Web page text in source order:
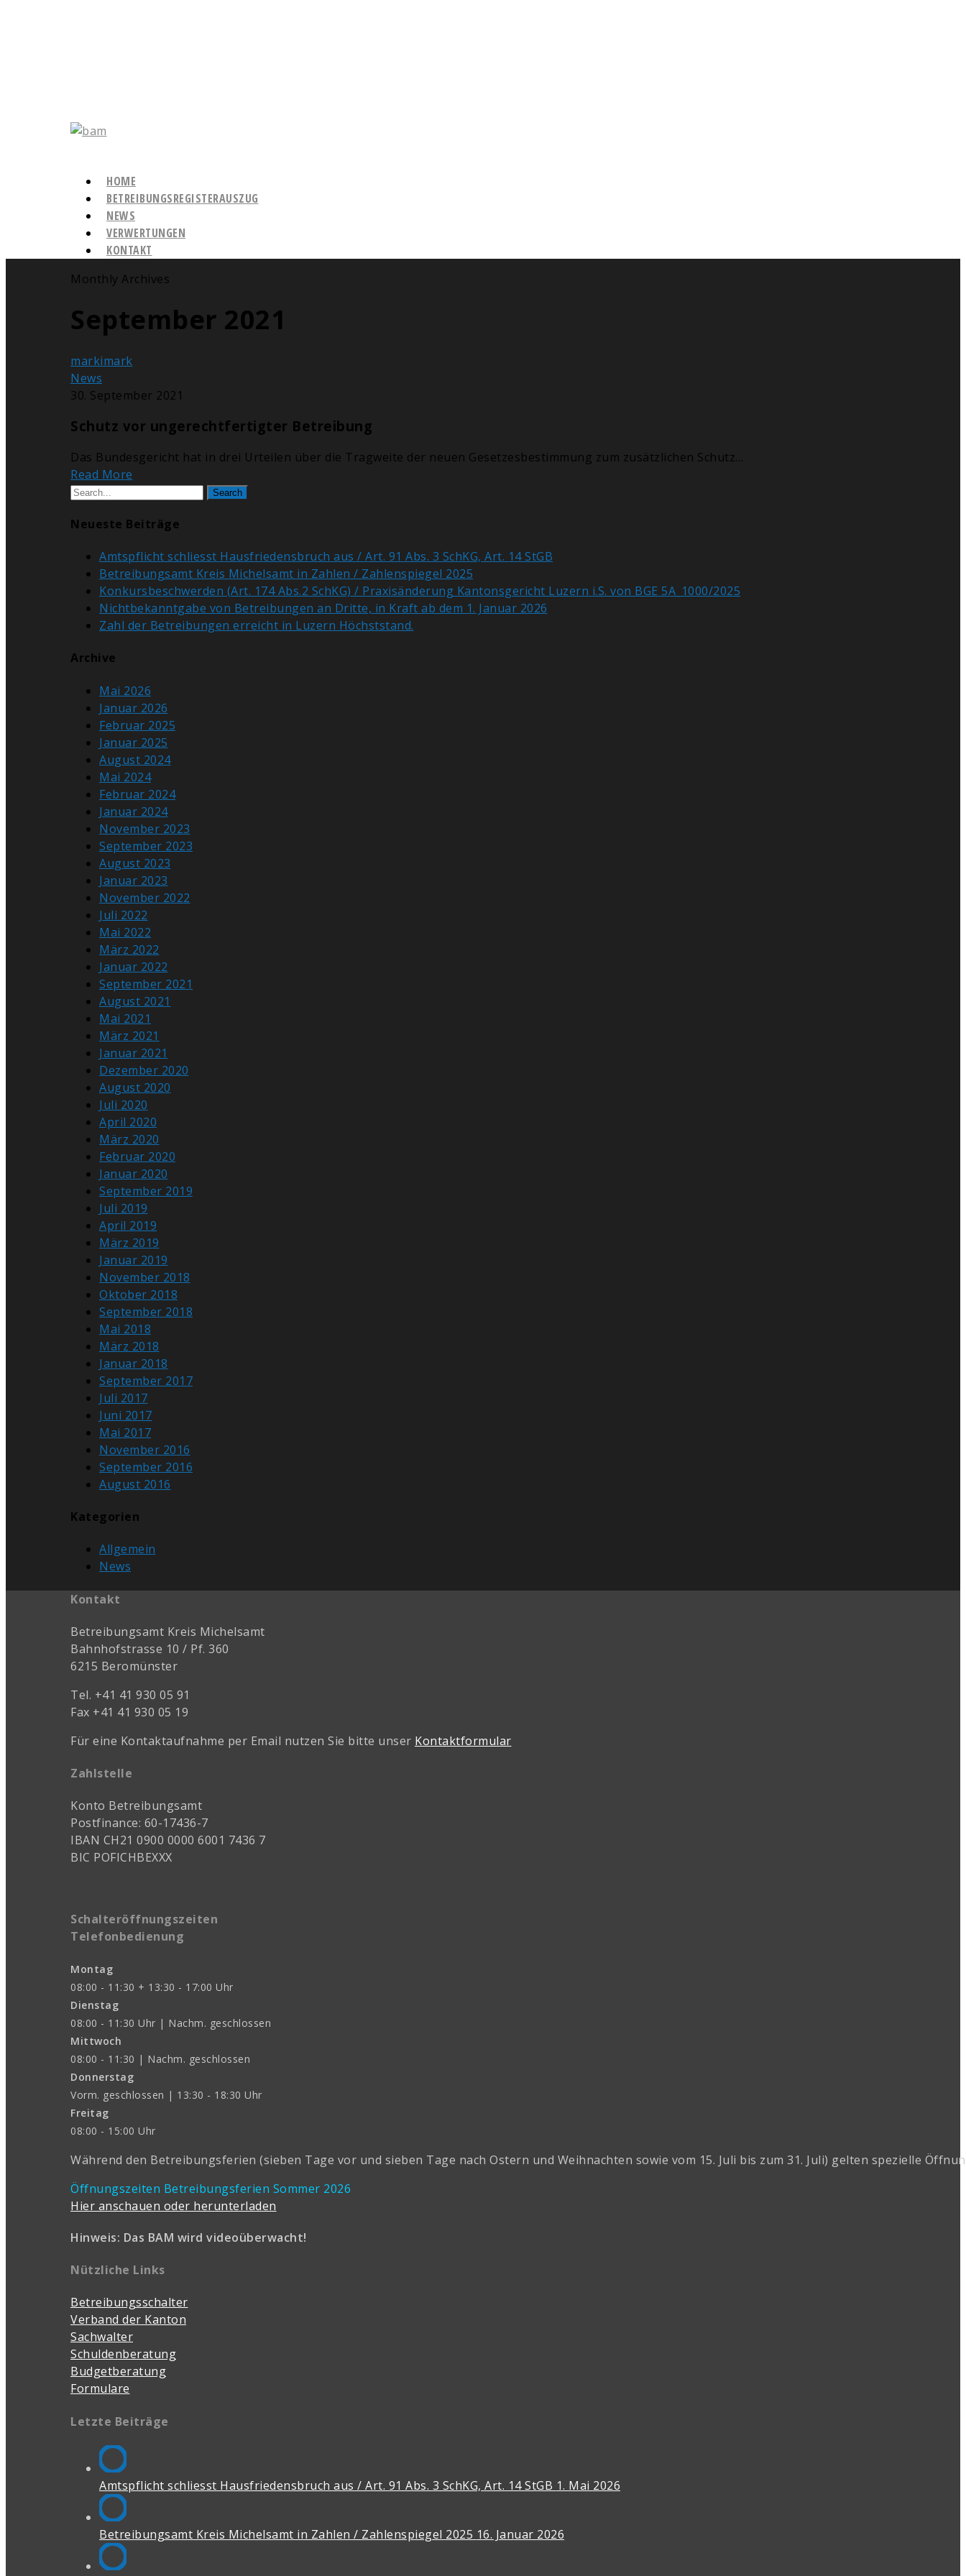
HOME
BETREIBUNGSREGISTERAUSZUG
NEWS
VERWERTUNGEN
KONTAKT
Monthly Archives
September 2021
markimark
News
30. September 2021
Schutz vor ungerechtfertigter Betreibung
Das Bundesgericht hat in drei Urteilen über die Tragweite der neuen Gesetzesbestimmung zum zusätzlichen Schutz…
Read More
Search
Neueste Beiträge
Amtspflicht schliesst Hausfriedensbruch aus / Art. 91 Abs. 3 SchKG, Art. 14 StGB
Betreibungsamt Kreis Michelsamt in Zahlen / Zahlenspiegel 2025
Konkursbeschwerden (Art. 174 Abs.2 SchKG) / Praxisänderung Kantonsgericht Luzern i.S. von BGE 5A_1000/2025
Nichtbekanntgabe von Betreibungen an Dritte, in Kraft ab dem 1. Januar 2026
Zahl der Betreibungen erreicht in Luzern Höchststand.
Archive
Mai 2026
Januar 2026
Februar 2025
Januar 2025
August 2024
Mai 2024
Februar 2024
Januar 2024
November 2023
September 2023
August 2023
Januar 2023
November 2022
Juli 2022
Mai 2022
März 2022
Januar 2022
September 2021
August 2021
Mai 2021
März 2021
Januar 2021
Dezember 2020
August 2020
Juli 2020
April 2020
März 2020
Februar 2020
Januar 2020
September 2019
Juli 2019
April 2019
März 2019
Januar 2019
November 2018
Oktober 2018
September 2018
Mai 2018
März 2018
Januar 2018
September 2017
Juli 2017
Juni 2017
Mai 2017
November 2016
September 2016
August 2016
Kategorien
Allgemein
News
Kontakt
Betreibungsamt Kreis Michelsamt
Bahnhofstrasse 10 / Pf. 360
6215 Beromünster
Tel. +41 41 930 05 91
Fax +41 41 930 05 19
Für eine Kontaktaufnahme per Email nutzen Sie bitte unser Kontaktformular
Zahlstelle
Konto Betreibungsamt
Postfinance: 60-17436-7
IBAN CH21 0900 0000 6001 7436 7
BIC POFICHBEXXX
Schalteröffnungszeiten
Telefonbedienung
Montag
08:00 - 11:30 + 13:30 - 17:00 Uhr
Dienstag
08:00 - 11:30 Uhr | Nachm. geschlossen
Mittwoch
08:00 - 11:30 | Nachm. geschlossen
Donnerstag
Vorm. geschlossen | 13:30 - 18:30 Uhr
Freitag
08:00 - 15:00 Uhr
Während den Betreibungsferien (sieben Tage vor und sieben Tage nach Ostern und Weihnachten sowie vom 15. Juli bis zum 31. Juli) gelten spezielle
Öffnungszeiten Betreibungsferien Sommer 2026
Hier anschauen oder herunterladen
Hinweis: Das BAM wird videoüberwacht!
Nützliche Links
Betreibungsschalter
Verband der Kanton
Sachwalter
Schuldenberatung
Budgetberatung
Formulare
Letzte Beiträge
Amtspflicht schliesst Hausfriedensbruch aus / Art. 91 Abs. 3 SchKG, Art. 14 StGB 1. Mai 2026
Betreibungsamt Kreis Michelsamt in Zahlen / Zahlenspiegel 2025 16. Januar 2026